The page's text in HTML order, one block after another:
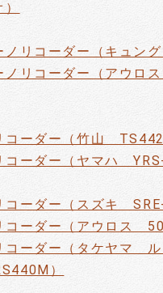
ノリコーダー（キュン
ノリコーダー（アウロ
コーダー（竹山
コーダー（ヤマハ
コーダー（スズキ
コーダー（アウロス
コーダー（タケヤマ ル
）